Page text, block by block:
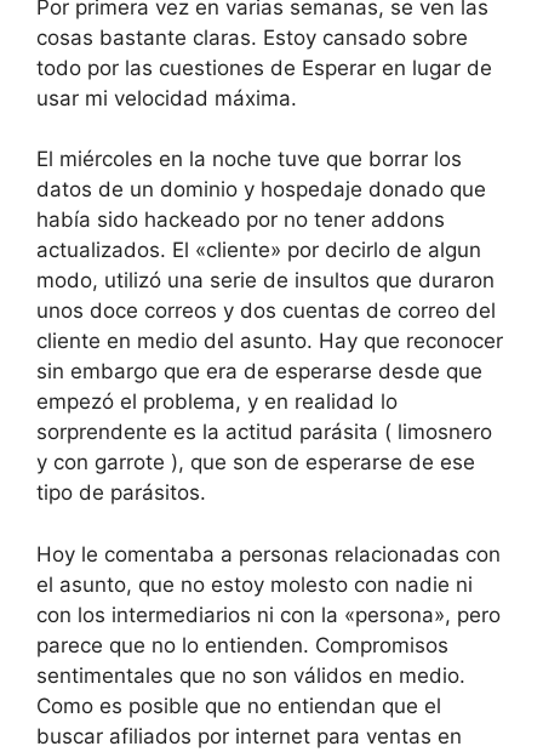
Por primera vez en varias semanas, se ven las
cosas bastante claras. Estoy cansado sobre
todo por las cuestiones de Esperar en lugar de
usar mi velocidad máxima.
El miércoles en la noche tuve que borrar los
datos de un dominio y hospedaje donado que
había sido hackeado por no tener addons
actualizados. El «cliente» por decirlo de algun
modo, utilizó una serie de insultos que duraron
unos doce correos y dos cuentas de correo del
cliente en medio del asunto. Hay que reconocer
sin embargo que era de esperarse desde que
empezó el problema, y en realidad lo
sorprendente es la actitud parásita ( limosnero
y con garrote ), que son de esperarse de ese
tipo de parásitos.
Hoy le comentaba a personas relacionadas con
el asunto, que no estoy molesto con nadie ni
con los intermediarios ni con la «persona», pero
parece que no lo entienden. Compromisos
sentimentales que no son válidos en medio.
Como es posible que no entiendan que el
buscar afiliados por internet para ventas en